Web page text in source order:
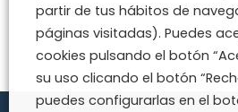
partir de tus hábitos de
páginas visitadas). Puedes
cookies pulsando el botón
su uso clicando el botón
puedes configurarlas en el